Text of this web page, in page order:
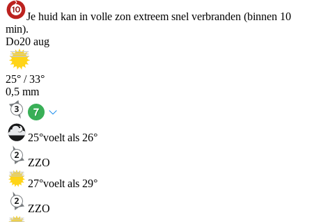
Je huid kan in volle zon extreem snel verbranden (binnen 10
min).
Do20 aug
25° /33°
0,5 mm
25°voelt als 26°
ZZO
27°voelt als 29°
ZZO